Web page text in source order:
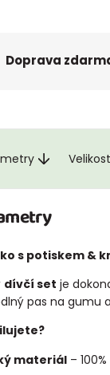
Doprava
s potiskem &
dívčí set je
pas na gumu
materiál–